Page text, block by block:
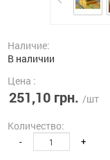
Наличие:
В наличии
Цена :
251,10 грн. /шт
Количество:
- +